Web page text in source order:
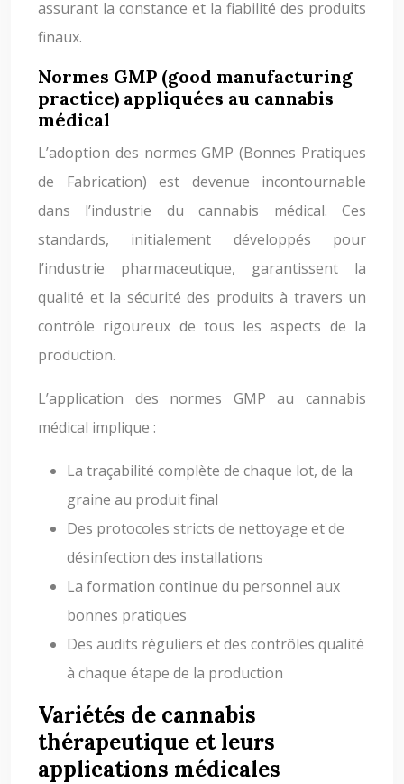
assurant la constance et la fiabilité des produits
finaux.
Normes GMP (good manufacturing
practice) appliquées au cannabis
médical
L’adoption des normes GMP (Bonnes Pratiques
de Fabrication) est devenue incontournable
dans l’industrie du cannabis médical. Ces
standards, initialement développés pour
l’industrie pharmaceutique, garantissent la
qualité et la sécurité des produits à travers un
contrôle rigoureux de tous les aspects de la
production.
L’application des normes GMP au cannabis
médical implique :
La traçabilité complète de chaque lot, de la
graine au produit final
Des protocoles stricts de nettoyage et de
désinfection des installations
La formation continue du personnel aux
bonnes pratiques
Des audits réguliers et des contrôles qualité
à chaque étape de la production
Variétés de cannabis
thérapeutique et leurs
applications médicales